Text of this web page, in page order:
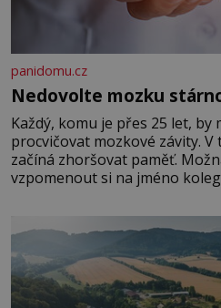
panidomu.cz
Nedovolte mozku
Každý, komu je přes 25 let, by
procvičovat mozkové závity.
začíná zhoršovat paměť.
vzpomenout si na jméno
Je to opravdu tak, s věkem
rozhodla stávkovat. Cvičte